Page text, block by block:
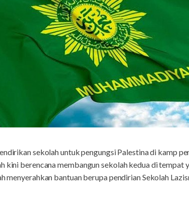
sekolah untuk pengungsi Palestina di kamp
berencana membangun sekolah kedua di tempat
menyerahkan bantuan berupa pendirian Sekolah